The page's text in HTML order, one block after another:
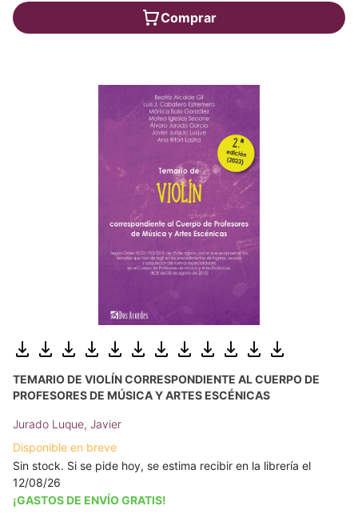
Comprar
TEMARIO DE VIOLÍN CORRESPONDIENTE AL CUERPO DE
PROFESORES DE MÚSICA Y ARTES ESCÉNICAS
Jurado Luque, Javier
Disponible en breve
Sin stock. Si se pide hoy, se estima recibir en la librería el
12/08/26
¡GASTOS DE ENVÍO GRATIS!